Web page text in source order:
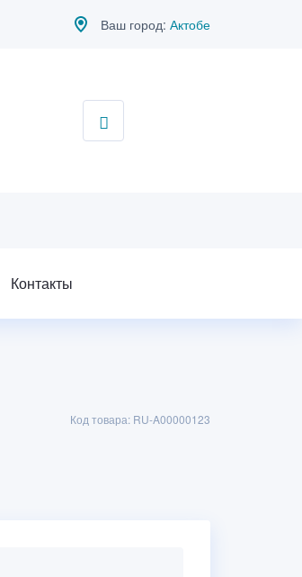
Ваш город: Актобе
Контакты
Код товара: RU-A00000123